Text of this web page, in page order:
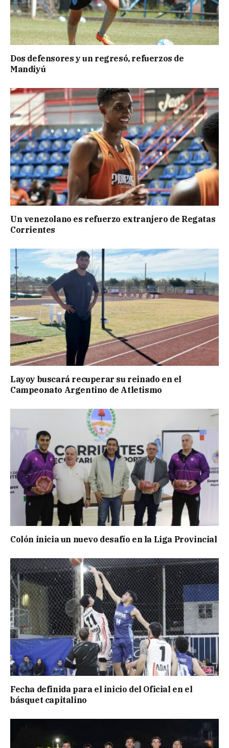
Dos defensores y un regresó, refuerzos de
Mandiyú
Un venezolano es refuerzo extranjero de Regatas
Corrientes
Layoy buscará recuperar su reinado en el
Campeonato Argentino de Atletismo
Colón inicia un nuevo desafío en la Liga Provincial
Fecha definida para el inicio del Oficial en el
básquet capitalino